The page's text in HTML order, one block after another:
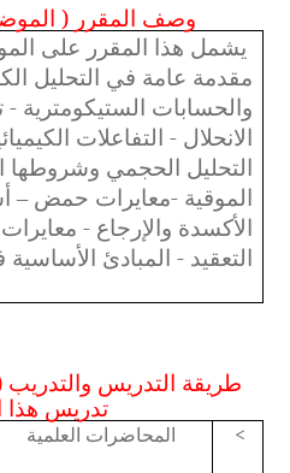
وصف المقرر (
يشمل هذا المقرر على
مقدمة عامة في التحليل
والحسابات الستيكومترية
الانحلال - التفاعلات
التحليل الحجمي وشروطها
الموقية -معايرات حمض –
الأكسدة والإرجاع -
التعقيد - المبادئ
طريقة التدريس والتدريب
تدريس هذا
< المحاضرات العلمية